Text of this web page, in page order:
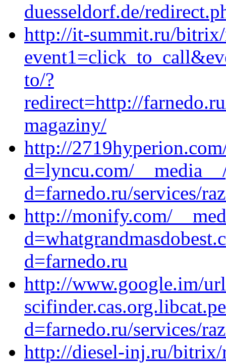
duesseldorf.de/
http://it-summit.ru/bitrix/
to/?
redirect=http://
magaziny/
http://
d=lyncu.com/
d=farnedo.ru/services/
http://monify.com/
d=farnedo.ru
http://www.google.im/
d=farnedo.ru/services/
http://diesel-inj.ru/bitrix/